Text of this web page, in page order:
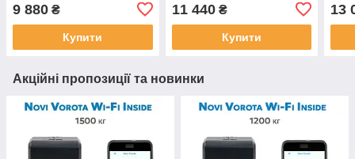
9 880 ₴
Купити
11 440₴
Купити
13
Акційні пропозиції та новинки